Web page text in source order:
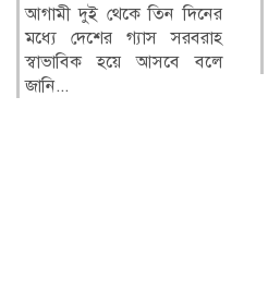
গ্যাস সংকট, দীর্ঘস্থায়ী
লোডশেডিং, বিদ্যুতের মূল্যবৃদ্ধি,
ভুতুড়ে বিল আদায় এবং...